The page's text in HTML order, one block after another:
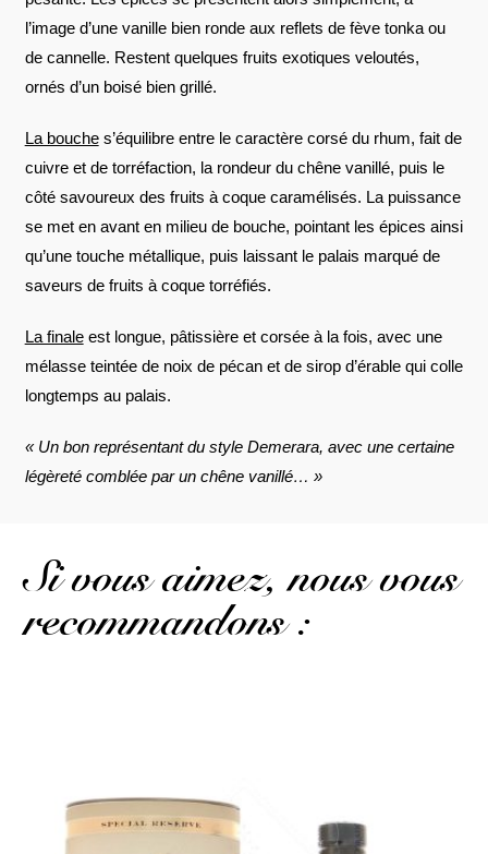
l’image d’une vanille bien ronde aux reflets de fève tonka ou
de cannelle. Restent quelques fruits exotiques veloutés,
ornés d’un boisé bien grillé.
La bouches’équilibre entre le caractère corsé du rhum, fait de
cuivre et de torréfaction, la rondeur du chêne vanillé, puis le
côté savoureux des fruits à coque caramélisés. La puissance
se met en avant en milieu de bouche, pointant les épices ainsi
qu’une touche métallique, puis laissant le palais marqué de
saveurs de fruits à coque torréfiés.
La finaleest longue, pâtissière et corsée à la fois, avec une
mélasse teintée de noix de pécan et de sirop d’érable qui colle
longtemps au palais.
« Un bon représentant du style Demerara, avec une certaine
légèreté comblée par un chêne vanillé… »
Si vous aimez, nous vous
recommandons :